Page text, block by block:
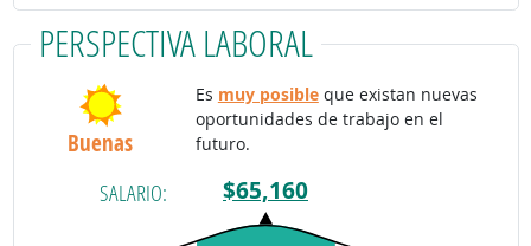
PERSPECTIVA LABORAL
Buenas
Es muy posibleque existan nuevas
oportunidades de trabajo en el
futuro.
SALARIO: $65,160